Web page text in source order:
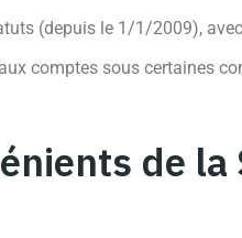
(depuis le 1/1/2009),
comptes sous certaines
de